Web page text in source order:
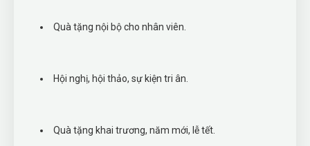
Quà tặng nội bộ cho nhân viên.
Hội nghị, hội thảo, sự kiện tri ân.
Quà tặng khai trương, năm mới, lễ tết.